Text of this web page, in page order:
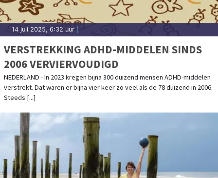
14 juli 2025, 6:32 uur
VERSTREKKING ADHD-MIDDELEN SINDS
2006 VERVIERVOUDIGD
NEDERLAND - In 2023 kregen bijna 300 duizend mensen ADHD-middelen
verstrekt. Dat waren er bijna vier keer zo veel als de 78 duizend in 2006.
Steeds [...]